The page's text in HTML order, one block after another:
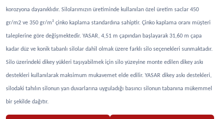
korozyona dayanıklıdır. Silolarımızın üretiminde kullanılan özel üretim saclar 450
gr/m2 ve 350 gr/m² çinko kaplama standardına sahiptir. Çinko kaplama oranı müşteri
taleplerine göre değişmektedir. YASAR, 4,51 m çapından başlayarak 31,60 m çapa
kadar düz ve konik tabanlı silolar dahil olmak üzere farklı silo seçenekleri sunmaktadır.
Silo üzerindeki dikey yükleri taşıyabilmek için silo yüzeyine monte edilen dikey askı
destekleri kullanılarak maksimum mukavemet elde edilir. YASAR dikey askı destekleri,
silodaki tahılın silonun yan duvarlarına uyguladığı basıncı silonun tabanına mükemmel
bir şekilde dağıtır.